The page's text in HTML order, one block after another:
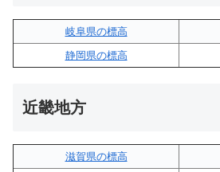
岐阜県の標高
静岡県の標高
近畿地方
滋賀県の標高